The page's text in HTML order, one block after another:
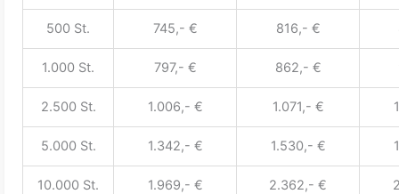
500 St. 745,- € 816,- €
1.000 St. 797,- € 862,- €
2.500 St. 1.006,- € 1.071,- €
5.000 St. 1.342,- € 1.530,- €
10.000 St. 1.969,- € 2.362,- €